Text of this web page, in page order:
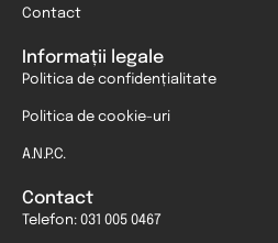
Contact
Informații legale
Politica de confidențialitate
Politica de cookie-uri
A.N.P.C.
Contact
Telefon: 031 005 0467